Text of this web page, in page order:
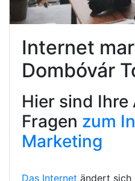
Internet
Dombóvár
Hier sind
Fragen zum
Marketing
Das Internet ändert sich